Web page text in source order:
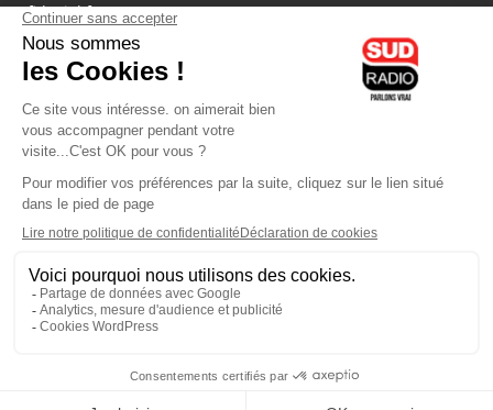
fiducial.fr
lyoncapitale.fr
olympique-et-lyonnais.com
L'application Iphone / Android
Téléchargez l'application
Les cookies
Gestion des cookies
Crédit photos : ©Sud Radio / Pierre Olivier